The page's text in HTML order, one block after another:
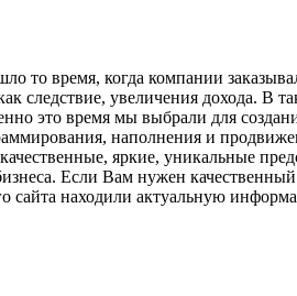
то время, когда компании
следствие, увеличения дохода. В
это время мы выбрали для
наполнения и
яркие, уникальные
Если Вам нужен
сайта находили актуальную